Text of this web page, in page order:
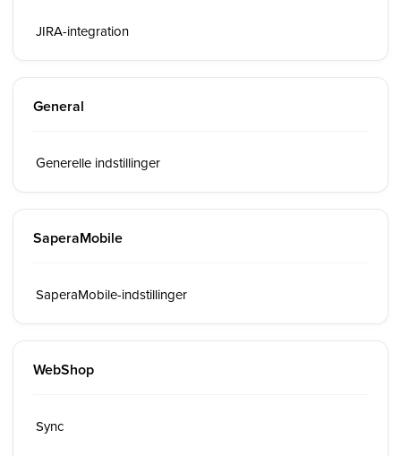
JIRA-integration
General
Generelle indstillinger
SaperaMobile
SaperaMobile-indstillinger
WebShop
Sync